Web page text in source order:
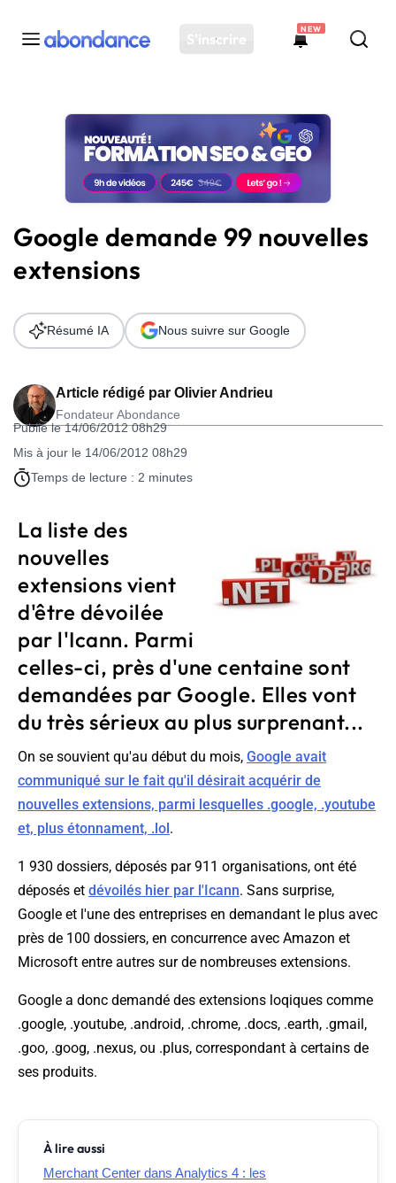
S'inscrire
NEW
Toutes les actus
Actus SEO
Plateforme
Solutions
Ressources
Audit SEO
Google demande 99 nouvelles
extensions
Article rédigé par Olivier Andrieu
Fondateur Abondance
Publié le 14/06/2012 08h29
Mis à jour le 14/06/2012 08h29
Temps de lecture : 2 minutes
Résumé IA Nous suivre sur Google
La liste des
nouvelles
extensions vient
d'être dévoilée
par l'Icann. Parmi
celles-ci, près d'une centaine sont
demandées par Google. Elles vont
du très sérieux au plus surprenant...
On se souvient qu'au début du mois, Google avait
communiqué sur le fait qu'il désirait acquérir de
nouvelles extensions, parmi lesquelles .google, .youtube
et, plus étonnament, .lol .
1 930 dossiers, déposés par 911 organisations, ont été
déposés et dévoilés hier par l'Icann. Sans surprise,
Google et l'une des entreprises en demandant le plus avec
près de 100 dossiers, en concurrence avec Amazon et
Microsoft entre autres sur de nombreuses extensions.
Google a donc demandé des extensions loqiques comme
.google, .youtube, .android, .chrome, .docs, .earth, .gmail,
.goo, .goog, .nexus, ou .plus, correspondant à certains de
ses produits.
À lire aussi
Merchant Center dans Analytics 4 : les